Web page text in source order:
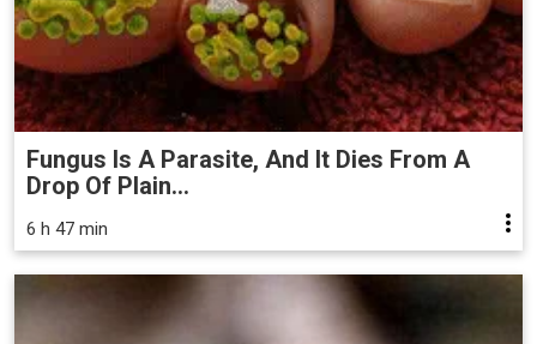
Fungus Is A Parasite, And It Dies From A
Drop Of Plain...
6 h 47 min